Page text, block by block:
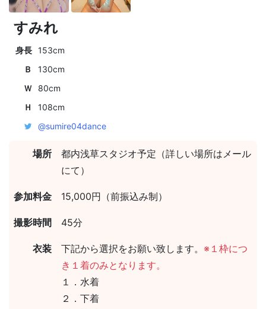
すみれ
身長 153cm
Ｂ
130cm
Ｗ
80cm
Ｈ
108cm
@sumire04dance
場所
都内浅草スタジオ予定（詳しい場所はメール
にて）
参加料金 15,000円（前振込み制）
撮影時間 45分
衣装 下記から選択をお願い致します。 ※１枠につ
き１着のみとなります。
１．水着
２．下着